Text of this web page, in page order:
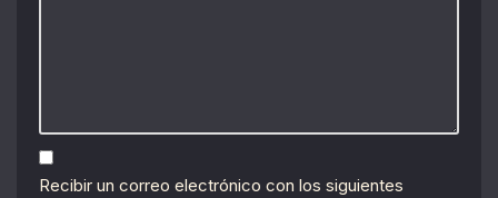
Recibir un correo electrónico con los siguientes